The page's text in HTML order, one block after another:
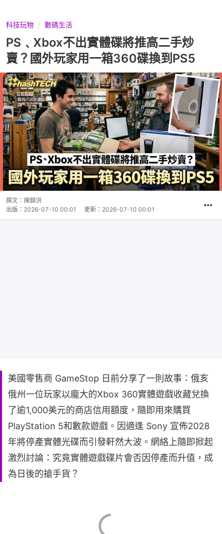
科技玩物 數碼生活
PS﹑Xbox不出實體碟將推高二手炒
賣？國外玩家用一箱360碟換到PS5
撰文： 陳錦洪
出版： 2026-07-10 00:01 更新： 2026-07-10 00:01
美國零售商 GameStop 日前分享了一則故事：俄亥
俄州一位玩家以龐大的Xbox 360實體遊戲收藏兌換
了逾1,000美元的商店信用額度，隨即用來購買
PlayStation 5和數款遊戲。因適逢 Sony 宣佈2028
年將停產實體光碟而引發軒然大波。網絡上隨即掀起
激烈討論：究竟實體遊戲碟片會否因停產而升值，成
為日後的搶手貨？